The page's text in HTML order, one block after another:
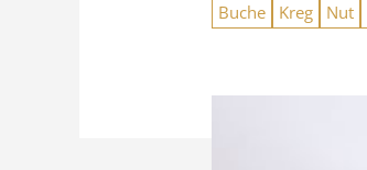
Buche Kreg Nut